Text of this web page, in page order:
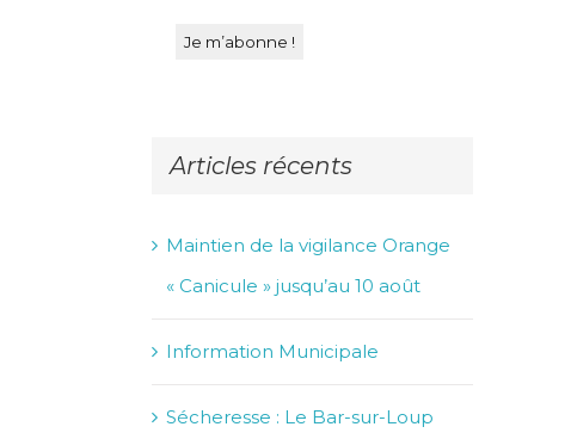
Articles récents
Maintien de la vigilance Orange
« Canicule » jusqu’au 10 août
Information Municipale
Sécheresse : Le Bar-sur-Loup